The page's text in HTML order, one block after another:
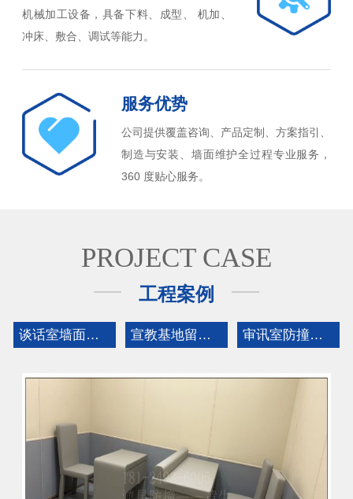
机械加工设备，具备下料、成型、 机加、
冲床、敷合、调试等能力。
服务优势
公司提供覆盖咨询、产品定制、方案指引、
制造与安装、墙面维护全过程专业服务，
360 度贴心服务。
PROJECT CASE
工程案例
谈话室墙面软装软包改造 宣教基地留置室软包安装 审讯室防撞软包墙面建设